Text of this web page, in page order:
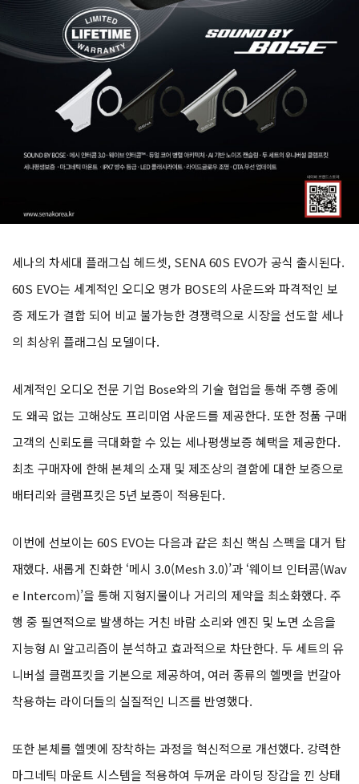
세나의 차세대 플래그십 헤드셋, SENA 60S EVO가 공식 출시된다.
60S EVO는 세계적인 오디오 명가 BOSE의 사운드와 파격적인 보
증 제도가 결합 되어 비교 불가능한 경쟁력으로 시장을 선도할 세나
의 최상위 플래그십 모델이다.
세계적인 오디오 전문 기업 Bose와의 기술 협업을 통해 주행 중에
도 왜곡 없는 고해상도 프리미엄 사운드를 제공한다. 또한 정품 구매
고객의 신뢰도를 극대화할 수 있는 세나평생보증 혜택을 제공한다.
최초 구매자에 한해 본체의 소재 및 제조상의 결함에 대한 보증으로
배터리와 클램프킷은 5년 보증이 적용된다.
이번에 선보이는 60S EVO는 다음과 같은 최신 핵심 스펙을 대거 탑
재했다. 새롭게 진화한 ‘메시 3.0(Mesh 3.0)’과 ‘웨이브 인터콤(Wav
e Intercom)’을 통해 지형지물이나 거리의 제약을 최소화했다. 주
행 중 필연적으로 발생하는 거친 바람 소리와 엔진 및 노면 소음을
지능형 AI 알고리즘이 분석하고 효과적으로 차단한다. 두 세트의 유
니버설 클램프킷을 기본으로 제공하여, 여러 종류의 헬멧을 번갈아
착용하는 라이더들의 실질적인 니즈를 반영했다.
또한 본체를 헬멧에 장착하는 과정을 혁신적으로 개선했다. 강력한
마그네틱 마운트 시스템을 적용하여 두꺼운 라이딩 장갑을 낀 상태